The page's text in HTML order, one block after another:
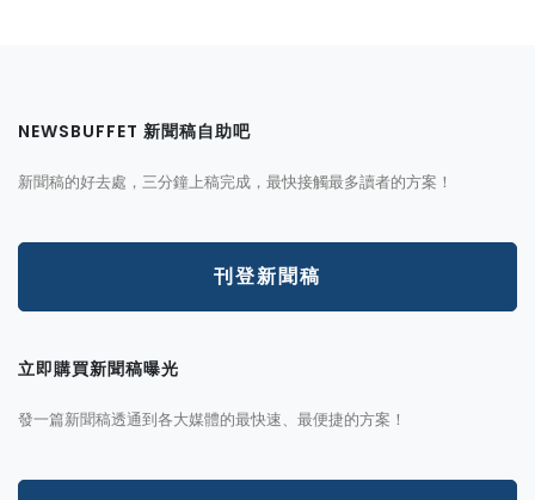
NEWSBUFFET 新聞稿自助吧
新聞稿的好去處，三分鐘上稿完成，最快接觸最多讀者的方案！
刊登新聞稿
立即購買新聞稿曝光
發一篇新聞稿透通到各大媒體的最快速、最便捷的方案！